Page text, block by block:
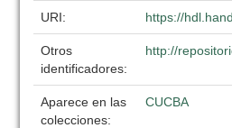
URI: https://
Otros
identificadores:
http://
Aparece en las
colecciones:
CUCBA